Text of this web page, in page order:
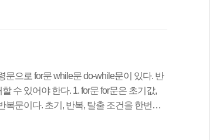
으로 for문 while문 do-while문이 있다. 반
수 있어야 한다. 1. for문 for문은 초기값,
문이다. 초기, 반복, 탈출 조건을 한번에